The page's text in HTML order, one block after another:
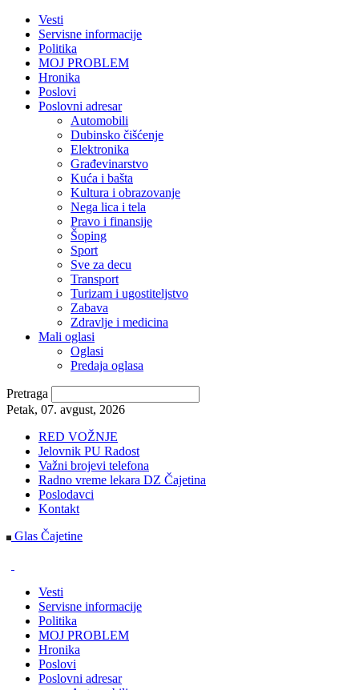
Vesti
Servisne informacije
Politika
MOJ PROBLEM
Hronika
Poslovi
Poslovni adresar
Automobili
Dubinsko čišćenje
Elektronika
Građevinarstvo
Kuća i bašta
Kultura i obrazovanje
Nega lica i tela
Pravo i finansije
Šoping
Sport
Sve za decu
Transport
Turizam i ugostiteljstvo
Zabava
Zdravlje i medicina
Mali oglasi
Oglasi
Predaja oglasa
Pretraga
Petak, 07. avgust, 2026
RED VOŽNJE
Jelovnik PU Radost
Važni brojevi telefona
Radno vreme lekara DZ Čajetina
Poslodavci
Kontakt
Glas Čajetine
Vesti
Servisne informacije
Politika
MOJ PROBLEM
Hronika
Poslovi
Poslovni adresar